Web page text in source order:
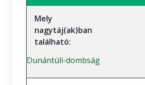
Mely
nagytáj(ak)ban
található:
Dunántúli-dombság